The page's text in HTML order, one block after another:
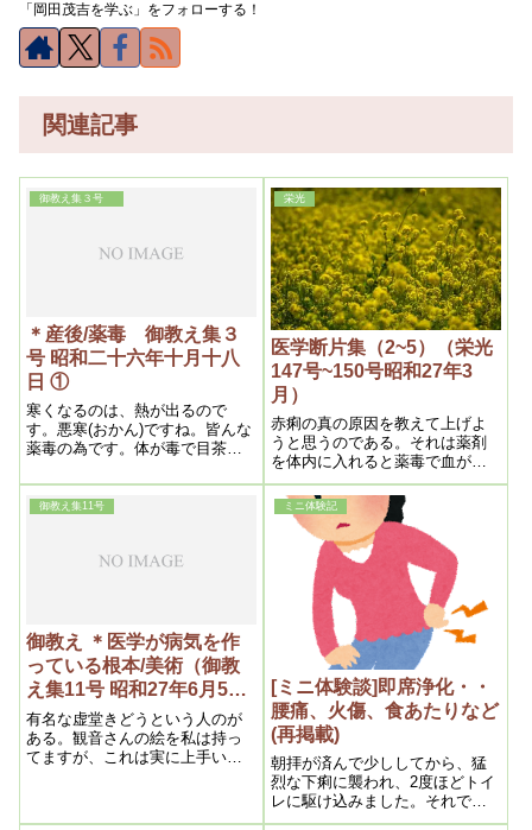
「岡田茂吉を学ぶ」をフォローする！
関連記事
御教え集３号
＊産後/薬毒 御教え集３
号 昭和二十六年十月十八
日 ①
寒くなるのは、熱が出るので
す。悪寒(おかん)ですね。皆んな
薬毒の為です。体が毒で目茶苦
るにつれて良くなります。浄霊
は苦しい所苦しい所をやると良
栄光
医学断片集（2~5）（栄光
147号~150号昭和27年3
月）
赤痢の真の原因を教えて上げよ
うと思うのである。それは薬剤
を体内に入れると薬毒で血が濁
る。処が現代人は頭脳を酷使す
るから、其毒血は頭脳へ集溜し
固結する。すると浄化作用が起
って、発熱と共に液体化した毒
血は、下降して腸に集中し、肛
門から出るのであるから、放っ
ておけば自然に治り、予後は頭
脳は明晰となり健康は増すので
あるから実に結構なものであ
り、生命には何等危険はない
御教え集11号
御教え ＊医学が病気を作
っている根本/美術（御教
え集11号 昭和27年6月5日
②）
有名な虚堂きどうという人のが
ある。観音さんの絵を私は持っ
てますが、これは実に上手いで
ミニ体験記
[ミニ体験談]即席浄化・・
腰痛、火傷、食あたりなど
(再掲載)
朝拝が済んで少ししてから、猛
烈な下痢に襲われ、2度ほどトイ
レに駆け込みました。それで腰
痛の原因は排泄されたよう